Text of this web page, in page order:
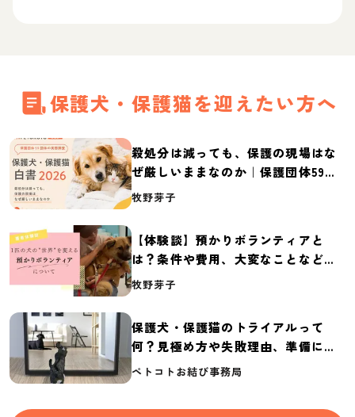
保護犬・保護猫を迎えたい方へ
殺処分は減っても、保護の現場はな
ぜ厳しいままなのか｜保護団体59団
体の実態調査【保護犬・保護猫白書
牧野芽子
【体験談】預かりボランティアと
は？条件や費用、大変なことなど紹
介
牧野芽子
保護犬・保護猫のトライアルって
何？見極め方や失敗理由、準備に必
要なものを紹介
ペトコトお結び事務局